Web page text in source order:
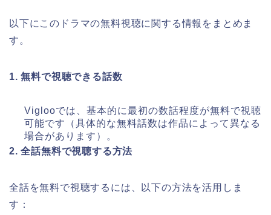
以下にこのドラマの無料視聴に関する情報をまとめま
す。
1. 無料で視聴できる話数
Viglooでは、基本的に最初の数話程度が無料で視聴
可能です（具体的な無料話数は作品によって異なる
場合があります）。
2. 全話無料で視聴する方法
全話を無料で視聴するには、以下の方法を活用しま
す：